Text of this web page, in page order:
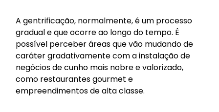
A gentrificação, normalmente, é um processo
gradual e que ocorre ao longo do tempo. É
possível perceber áreas que vão mudando de
caráter gradativamente com a instalação de
negócios de cunho mais nobre e valorizado,
como restaurantes gourmet e
empreendimentos de alta classe.